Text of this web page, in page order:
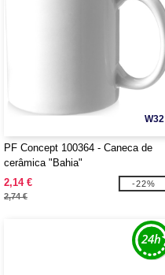
W32
PF Concept 100364 - Caneca de
cerâmica "Bahia"
2,14 €
2,74 €
-22%